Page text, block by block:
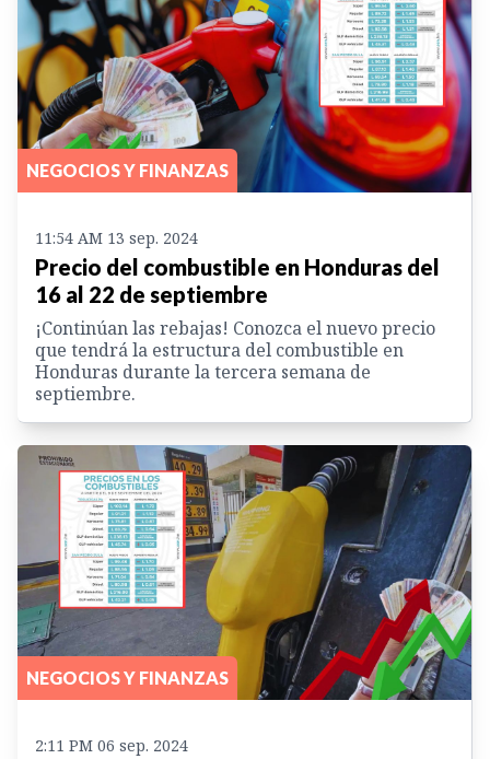
NEGOCIOS Y FINANZAS
11:54 AM 13 sep. 2024
Precio del combustible en Honduras del
16 al 22 de septiembre
¡Continúan las rebajas! Conozca el nuevo precio
que tendrá la estructura del combustible en
Honduras durante la tercera semana de
septiembre.
NEGOCIOS Y FINANZAS
2:11 PM 06 sep. 2024